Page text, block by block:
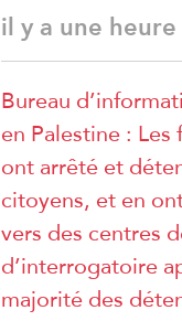
il y a une heure
Bureau
en Palestine :
ont arrêté et
citoyens, et en
vers des centres
d’interrogatoire
majorité des